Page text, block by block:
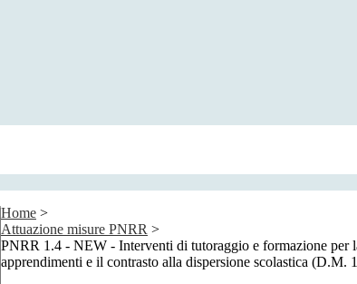
Home >
Attuazione misure PNRR >
PNRR 1.4 - NEW - Interventi di tutoraggio e formazione per
apprendimenti e il contrasto alla dispersione scolastica (D.M.